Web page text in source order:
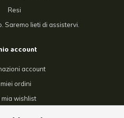
Resi
Saremo lieti di assistervi.
account
account
miei ordini
mia wishlist